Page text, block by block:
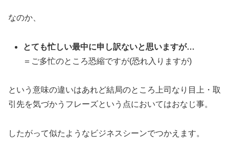
なのか、
とても忙しい最中に申し訳ないと思いますが…
＝ご多忙のところ恐縮ですが(恐れ入りますが)
という意味の違いはあれど結局のところ上司なり目上・取
引先を気づかうフレーズという点においてはおなじ事。
したがって似たようなビジネスシーンでつかえます。